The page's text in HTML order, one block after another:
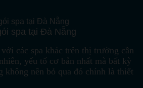
spa tại Đà Nẵng
các spa khác trên thị trường cần
yếu tố cơ bản nhất mà bất kỳ
không nên bỏ qua đó chính là thiết